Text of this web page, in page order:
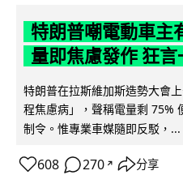
特朗普嘲電動車主
量即焦慮發作 狂
特朗普在拉斯維加斯造勢大會
程焦慮病」，聲稱電量剩 75%
制令。惟專業車媒隨即反駁，...
608 270 ↗ 分享